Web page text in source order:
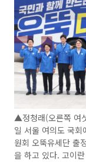
▲정청래(오른쪽 여
일 서울 여의도 국회
원회 오뚝유세단 출
을 하고 있다. 고이